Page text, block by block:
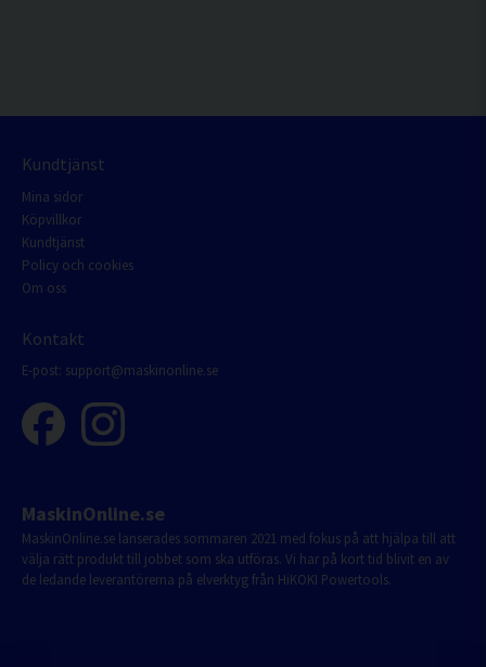
Kundtjänst
Mina sidor
Köpvillkor
Kundtjänst
Policy och cookies
Om oss
Kontakt
E-post: support@maskinonline.se
MaskinOnline.se
MaskinOnline.se lanserades sommaren 2021 med fokus på att hjälpa till att
välja rätt produkt till jobbet som ska utföras. Vi har på kort tid blivit en av
de ledande leverantörerna på elverktyg från HiKOKI Powertools.